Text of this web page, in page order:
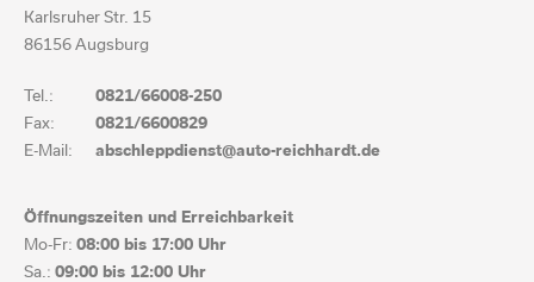
Karlsruher Str. 15
86156 Augsburg
Tel.:
0821/66008-250
Fax:
0821/6600829
E-Mail:
abschleppdienst@auto-reichhardt.de
Öffnungszeiten und Erreichbarkeit
Mo-Fr:08:00 bis 17:00 Uhr
Sa.:09:00 bis 12:00 Uhr